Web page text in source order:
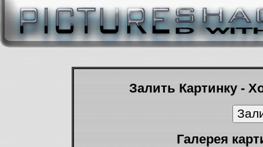
Залить Картинку -
Галерея